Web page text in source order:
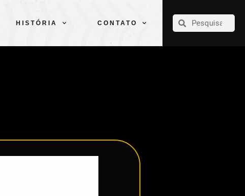
HISTÓRIA CONTATO
CLUBE